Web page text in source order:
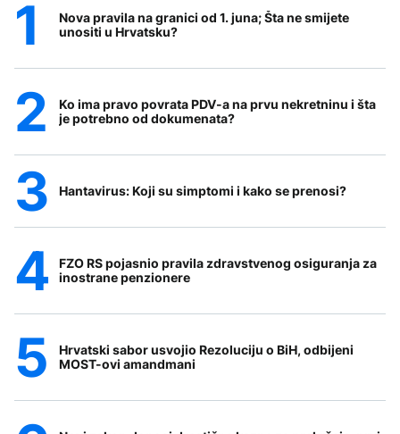
Nova pravila na granici od 1. juna; Šta ne smijete
unositi u Hrvatsku?
Ko ima pravo povrata PDV-a na prvu nekretninu i šta
je potrebno od dokumenata?
Hantavirus: Koji su simptomi i kako se prenosi?
FZO RS pojasnio pravila zdravstvenog osiguranja za
inostrane penzionere
Hrvatski sabor usvojio Rezoluciju o BiH, odbijeni
MOST-ovi amandmani